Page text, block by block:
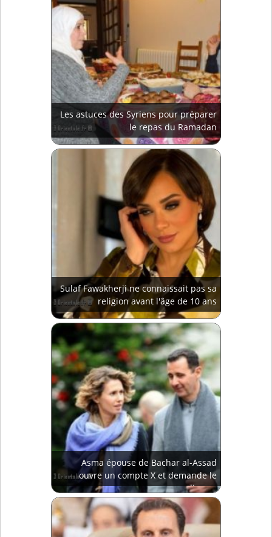
Les astuces des Syriens pour préparer
le repas du Ramadan
Sulaf Fawakherji ne connaissait pas sa
religion avant l'âge de 10 ans
Asma épouse de Bachar al-Assad
ouvre un compte X et demande le
divorce